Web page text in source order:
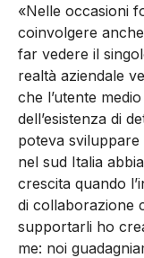
«Nelle occasioni
coinvolgere
far vedere il
realtà aziendale
che l’utente
dell’esistenza di
poteva
nel sud Italia
crescita quando
di collaborazione
supportarli ho
me: noi